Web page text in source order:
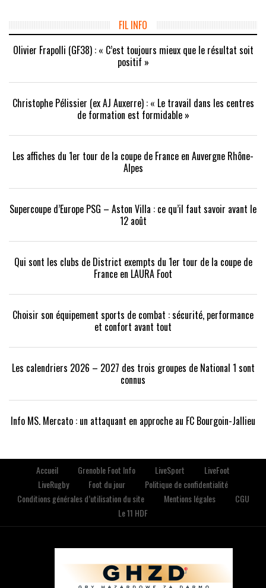
fenêtre)fenêtre)nouvelle
fenêtre)
FIL INFO
Olivier Frapolli (GF38) : « C’est toujours mieux que le résultat soit
positif »
Christophe Pélissier (ex AJ Auxerre) : « Le travail dans les centres
de formation est formidable »
Les affiches du 1er tour de la coupe de France en Auvergne Rhône-
Alpes
Supercoupe d’Europe PSG – Aston Villa : ce qu’il faut savoir avant le
12 août
Qui sont les clubs de District exempts du 1er tour de la coupe de
France en LAURA Foot
Choisir son équipement sports de combat : sécurité, performance
et confort avant tout
Les calendriers 2026 – 2027 des trois groupes de National 1 sont
connus
Info MS. Mercato : un attaquant en approche au FC Bourgoin-Jallieu
Accueil Grenoble Foot Info LiveSport
LiveFoot
LiveRugby
Foot du jour
Politique de confidentialité
Conditions générales d’utilisation du site
Mentions légales
CGU
Le 11 HDF